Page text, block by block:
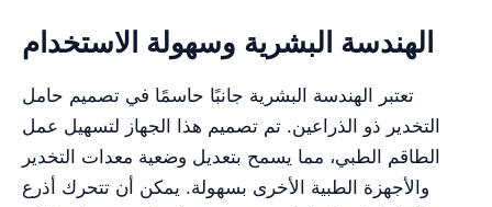
الهندسة البشرية وسهولة الاستخدام
تعتبر الهندسة البشرية جانبًا حاسمًا في تصميم حامل
التخدير ذو الذراعين. تم تصميم هذا الجهاز لتسهيل عمل
الطاقم الطبي، مما يسمح بتعديل وضعية معدات التخدير
والأجهزة الطبية الأخرى بسهولة. يمكن أن تتحرك أذرع